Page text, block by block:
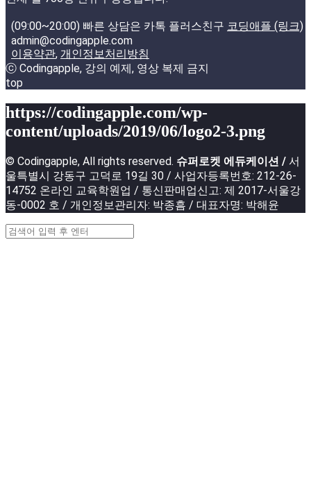
(09:00~20:00) 빠른 상담은 카톡 플러스친구 코딩애플 (링크)
admin@codingapple.com
이용약관, 개인정보처리방침
ⓒ Codingapple, 강의 예제, 영상 복제 금지
top
https://codingapple.com/wp-
content/uploads/2019/06/logo2-3.png
© Codingapple, All rights reserved. 슈퍼로켓 에듀케이션 / 서
울특별시 강동구 고덕로 19길 30 / 사업자등록번호: 212-26-
14752 온라인 교육학원업 / 통신판매업신고: 제 2017-서울강
동-0002 호 / 개인정보관리자: 박종흠 / 대표자명: 박해윤